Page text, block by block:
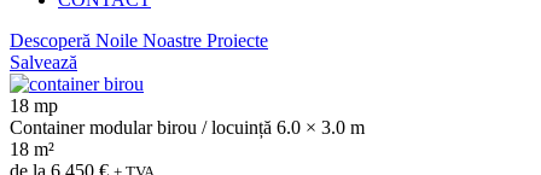
Descoperă Noile Noastre Proiecte
Salvează
18 mp
Container modular birou / locuință 6.0 × 3.0 m
18 m²
de la 6.450 €